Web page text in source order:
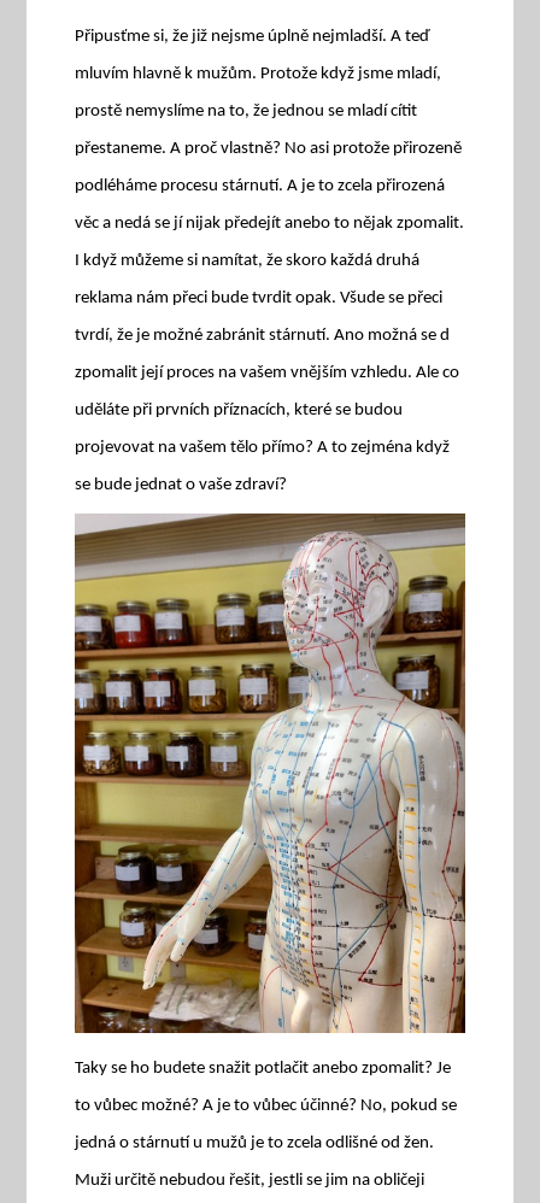
Připusťme si, že již nejsme úplně nejmladší. A teď
mluvím hlavně k mužům. Protože když jsme mladí,
prostě nemyslíme na to, že jednou se mladí cítit
přestaneme. A proč vlastně? No asi protože přirozeně
podléháme procesu stárnutí. A je to zcela přirozená
věc a nedá se jí nijak předejít anebo to nějak zpomalit.
I když můžeme si namítat, že skoro každá druhá
reklama nám přeci bude tvrdit opak. Všude se přeci
tvrdí, že je možné zabránit stárnutí. Ano možná se d
zpomalit její proces na vašem vnějším vzhledu. Ale co
uděláte při prvních příznacích, které se budou
projevovat na vašem tělo přímo? A to zejména když
se bude jednat o vaše zdraví?
Taky se ho budete snažit potlačit anebo zpomalit? Je
to vůbec možné? A je to vůbec účinné? No, pokud se
jedná o stárnutí u mužů je to zcela odlišné od žen.
Muži určitě nebudou řešit, jestli se jim na obličeji